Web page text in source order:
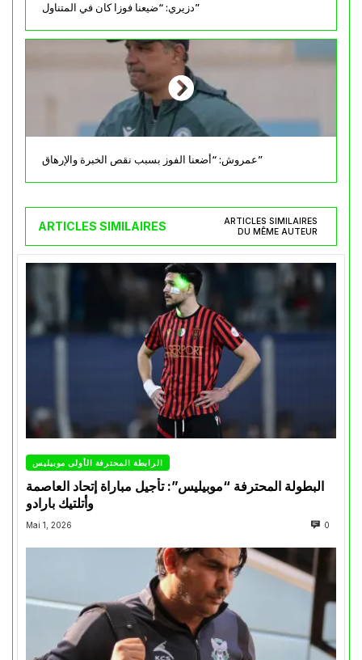
دزيري: “ضيعنا فوزا كان في المتناول”
عمروش: “أضعنا الفوز بسبب نقص الخبرة والإرهاق”
ARTICLES SIMILAIRES
ARTICLES SIMILAIRES
DU MÊME AUTEUR
الرابطة المحترفة الأولى موبيليس
البطولة المحترفة “موبيليس”: تأجيل مباراة إتحاد العاصمة
وأتلتيك بارادو
Mai 1, 2026 0